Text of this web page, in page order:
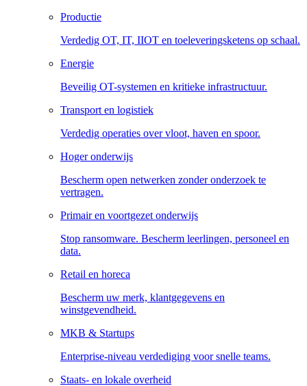
Productie
Verdedig OT, IT, IIOT en toeleveringsketens op schaal.
Energie
Beveilig OT-systemen en kritieke infrastructuur.
Transport en logistiek
Verdedig operaties over vloot, haven en spoor.
Hoger onderwijs
Bescherm open netwerken zonder onderzoek te
vertragen.
Primair en voortgezet onderwijs
Stop ransomware. Bescherm leerlingen, personeel en
data.
Retail en horeca
Bescherm uw merk, klantgegevens en
winstgevendheid.
MKB & Startups
Enterprise-niveau verdediging voor snelle teams.
Staats- en lokale overheid